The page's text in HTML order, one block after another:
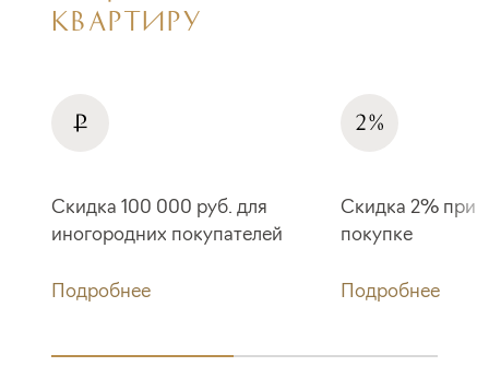
КВАРТИРУ
Скидка 100 000 руб. для
иногородних покупателей
Подробнее
Скидка 2% при
покупке
Подробнее